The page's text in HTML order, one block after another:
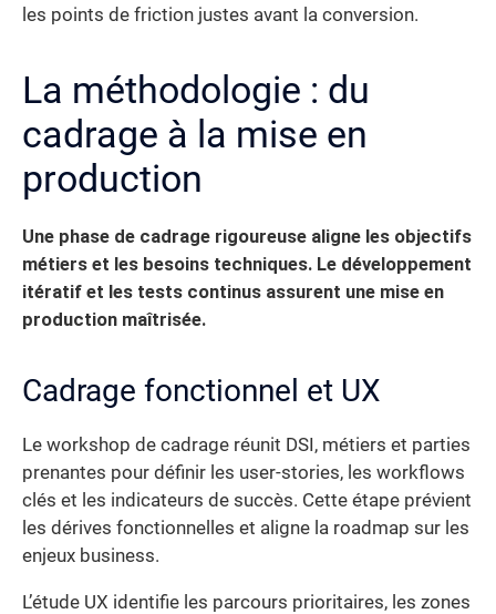
les points de friction justes avant la conversion.
La méthodologie : du
cadrage à la mise en
production
Une phase de cadrage rigoureuse aligne les objectifs
métiers et les besoins techniques. Le développement
itératif et les tests continus assurent une mise en
production maîtrisée.
Cadrage fonctionnel et UX
Le workshop de cadrage réunit DSI, métiers et parties
prenantes pour définir les user-stories, les workflows
clés et les indicateurs de succès. Cette étape prévient
les dérives fonctionnelles et aligne la roadmap sur les
enjeux business.
L’étude UX identifie les parcours prioritaires, les zones